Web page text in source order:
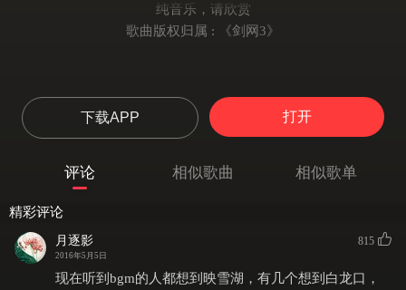
纯音乐，请欣赏
歌曲版权归属 : 《剑网3》
下载APP 打开
评论 相似歌曲 相似歌单
精彩评论
月逐影
2016年5月5日
815
现在听到bgm的人都想到映雪湖，有几个想到白龙口，